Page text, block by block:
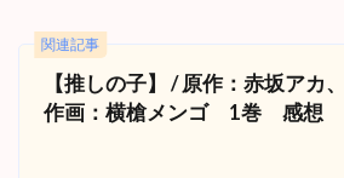
関連記事
【推しの子】 / 原作：赤坂アカ、
作画：横槍メンゴ 1巻 感想